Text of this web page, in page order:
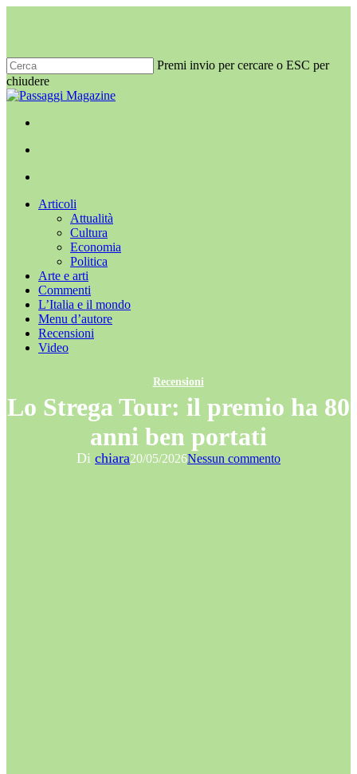
principale
Premi invio per cercare o ESC per
chiudere
Chiudi
Menu
cerca
Menu
Articoli
Attualità
Cultura
Economia
Politica
Arte e arti
Commenti
L’Italia e il mondo
Menu d’autore
Recensioni
Video
Recensioni
Lo Strega Tour: il premio ha 80
anni ben portati
Di chiara20/05/2026Nessun commento